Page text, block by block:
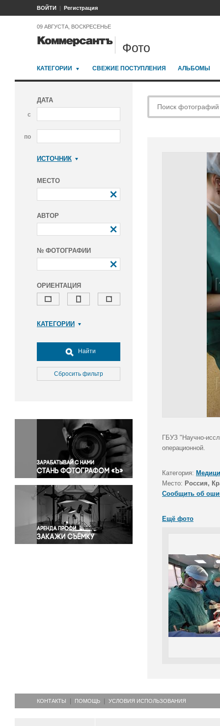
ВОЙТИ Регистрация
09 АВГУСТА, ВОСКРЕСЕНЬЕ
Фото
КАТЕГОРИИ СВЕЖИЕ ПОСТУПЛЕНИЯ АЛЬБОМЫ
ДАТА
с
по
ИСТОЧНИК
МЕСТО
АВТОР
№ ФОТОГРАФИИ
ОРИЕНТАЦИЯ
КАТЕГОРИИ
Досуг, туризм и отдых
Культура
Медицина
Окружающая среда
Политика
Правосудие
Происшествия и конфликты
Религия
Светская жизнь
Спорт
Экология
Экономика и бизнес
Найти
Сбросить фильтр
ГБУЗ "Научно-
операционной.
Категория:
Место: Россия,
Сообщить об
Ещё фото
КОНТАКТЫ ПОМОЩЬ УСЛОВИЯ ИСПОЛЬЗОВАНИЯ